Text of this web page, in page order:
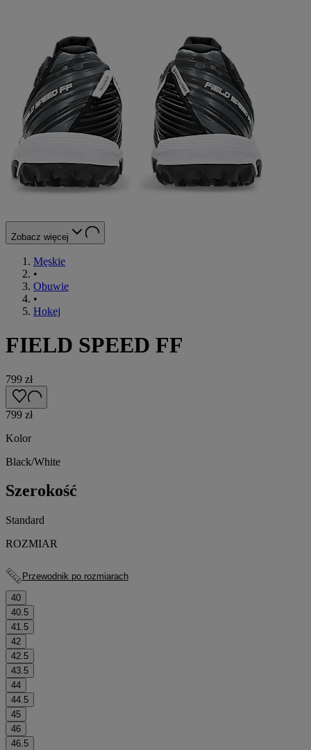
Zobacz więcej
Męskie
•
Obuwie
•
Hokej
FIELD SPEED FF
799 zł
799 zł
Kolor
Black/White
Szerokość
Standard
ROZMIAR
Przewodnik po rozmiarach
40
40.5
41.5
42
42.5
43.5
44
44.5
45
46
46.5